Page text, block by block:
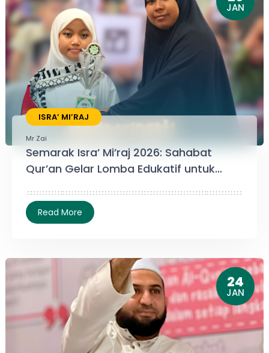
JAN
ISRA’ MI’RAJ
Mr Zai
Semarak Isra’ Mi’raj 2026: Sahabat
Qur’an Gelar Lomba Edukatif untuk
24
JAN